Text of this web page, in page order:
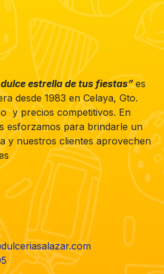
estrella de tus fiestas”es
desde 1983 en Celaya, Gto.
y precios competitivos. En
esforzamos para brindarle un
y nuestros clientes aprovechen